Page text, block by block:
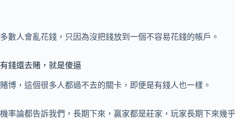
多數人會亂花錢，只因為沒把錢放到一個不容易花錢的帳戶。
有錢還去賭，就是傻逼
賭博，這個很多人都過不去的關卡，即便是有錢人也一樣。
機率論都告訴我們，長期下來，贏家都是莊家，玩家長期下來幾